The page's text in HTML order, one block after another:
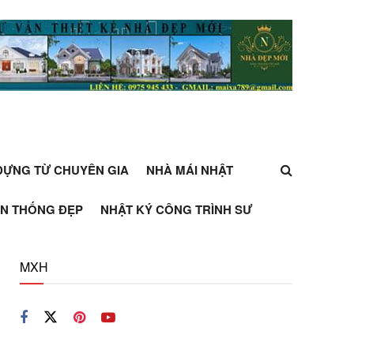
TỪ CHUYÊN GIA NHÀ MÁI NHẬT
THỐNG ĐẸP NHẬT KÝ CÔNG TRÌNH SƯ
MXH